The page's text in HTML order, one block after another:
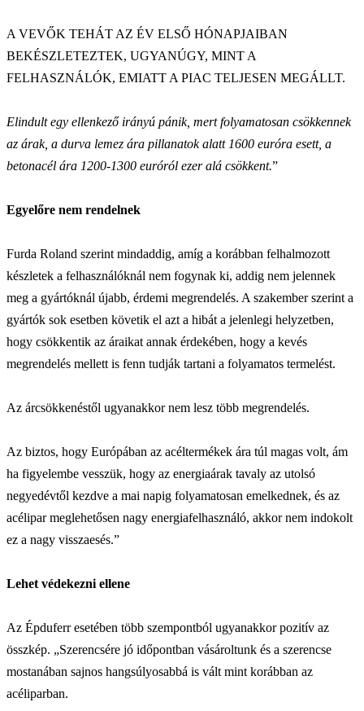
A VEVŐK TEHÁT AZ ÉV ELSŐ HÓNAPJAIBAN
BEKÉSZLETEZTEK, UGYANÚGY, MINT A
FELHASZNÁLÓK, EMIATT A PIAC TELJESEN MEGÁLLT.
Elindult egy ellenkező irányú pánik, mert folyamatosan csökkennek
az árak, a durva lemez ára pillanatok alatt 1600 euróra esett, a
betonacél ára 1200-1300 euróról ezer alá csökkent.”
Egyelőre nem rendelnek
Furda Roland szerint mindaddig, amíg a korábban felhalmozott
készletek a felhasználóknál nem fogynak ki, addig nem jelennek
meg a gyártóknál újabb, érdemi megrendelés. A szakember szerint a
gyártók sok esetben követik el azt a hibát a jelenlegi helyzetben,
hogy csökkentik az áraikat annak érdekében, hogy a kevés
megrendelés mellett is fenn tudják tartani a folyamatos termelést.
Az árcsökkenéstől ugyanakkor nem lesz több megrendelés.
Az biztos, hogy Európában az acéltermékek ára túl magas volt, ám
ha figyelembe vesszük, hogy az energiaárak tavaly az utolsó
negyedévtől kezdve a mai napig folyamatosan emelkednek, és az
acélipar meglehetősen nagy energiafelhasználó, akkor nem indokolt
ez a nagy visszaesés.”
Lehet védekezni ellene
Az Épduferr esetében több szempontból ugyanakkor pozitív az
összkép. „Szerencsére jó időpontban vásároltunk és a szerencse
mostanában sajnos hangsúlyosabbá is vált mint korábban az
acéliparban.